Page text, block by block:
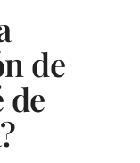
de
de